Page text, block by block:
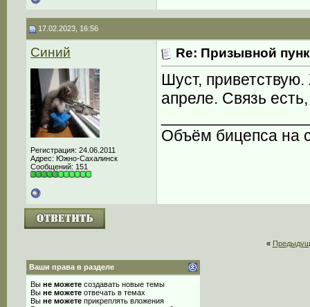
17.02.2023, 16:56
Синий
Регистрация: 24.06.2011
Адрес: Южно-Сахалинск
Сообщений: 151
Re: Призывной
Шуст,
апреле. Связь
Объём бицепса на
«
Ваши права в разделе
Вы не можете создавать новые темы
Вы не можете отвечать в темах
Вы не можете прикреплять вложения